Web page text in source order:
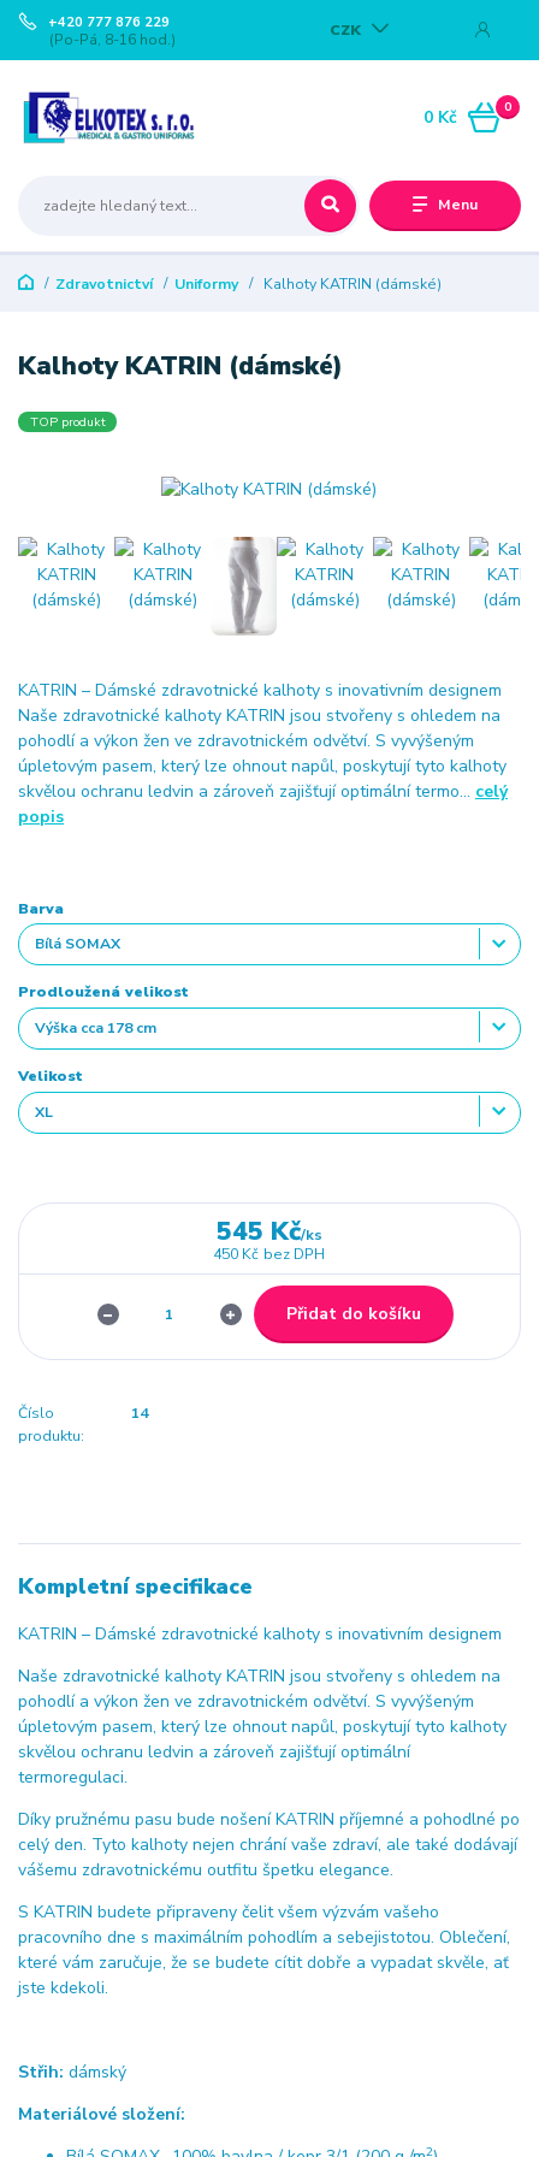
Menu
CZK
+420 777 876 229
(Po-Pá, 8-16 hod.)
0
0 Kč
Zdravotnictví Uniformy Kalhoty KATRIN (dámské)
Kalhoty KATRIN (dámské)
TOP produkt
KATRIN – Dámské zdravotnické kalhoty s inovativním designem
Naše zdravotnické kalhoty KATRIN jsou stvořeny s ohledem na
pohodlí a výkon žen ve zdravotnickém odvětví. S vyvýšeným
úpletovým pasem, který lze ohnout napůl, poskytují tyto kalhoty
skvělou ochranu ledvin a zároveň zajišťují optimální termo... celý
popis
Barva
Prodloužená velikost
Velikost
545 Kč/ks
450 Kč bez DPH
Přidat do košíku
Číslo
produktu:
14
Kompletní specifikace
KATRIN – Dámské zdravotnické kalhoty s inovativním designem
Naše zdravotnické kalhoty KATRIN jsou stvořeny s ohledem na
pohodlí a výkon žen ve zdravotnickém odvětví. S vyvýšeným
úpletovým pasem, který lze ohnout napůl, poskytují tyto kalhoty
skvělou ochranu ledvin a zároveň zajišťují optimální
termoregulaci.
Díky pružnému pasu bude nošení KATRIN příjemné a pohodlné po
celý den. Tyto kalhoty nejen chrání vaše zdraví, ale také dodávají
vášemu zdravotnickému outfitu špetku elegance.
S KATRIN budete připraveny čelit všem výzvám vašeho
pracovního dne s maximálním pohodlím a sebejistotou. Oblečení,
které vám zaručuje, že se budete cítit dobře a vypadat skvěle, ať
jste kdekoli.
Střih: dámský
Materiálové složení:
2